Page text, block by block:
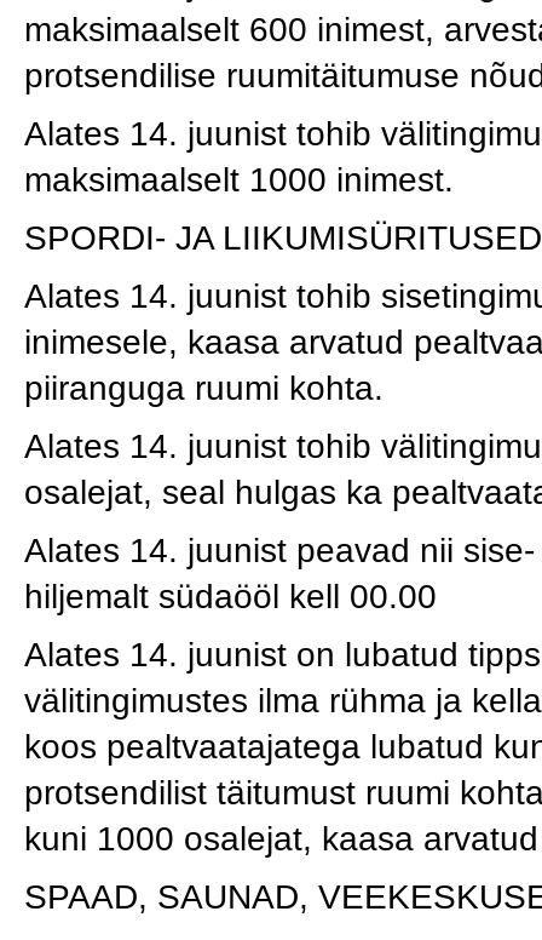
maksimaalselt 600 inimest,
protsendilise ruumitäitumuse
Alates 14. juunist tohib
maksimaalselt 1000 inimest.
SPORDI- JA
Alates 14. juunist tohib
inimesele, kaasa arvatud
piiranguga ruumi kohta.
Alates 14. juunist tohib
osalejat, seal hulgas ka
Alates 14. juunist peavad nii
hiljemalt südaööl kell 00.00
Alates 14. juunist on lubatud
välitingimustes ilma rühma ja
koos pealtvaatajatega lubatud
protsendilist täitumust ruumi
kuni 1000 osalejat, kaasa
SPAAD, SAUNAD,